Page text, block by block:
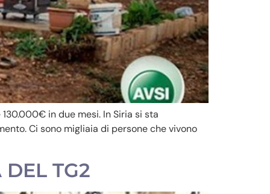
in due mesi. In Siria si sta
Ci sono migliaia di persone che vivono
DEL TG2